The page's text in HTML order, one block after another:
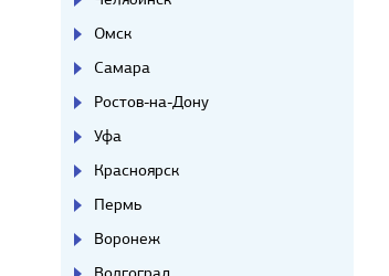
Омск
Самара
Ростов-на-Дону
Уфа
Красноярск
Пермь
Воронеж